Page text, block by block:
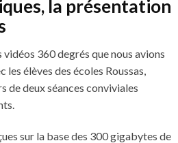
la présentation
360 degrés que nous avions
élèves des écoles Roussas,
de deux séances conviviales
sur la base des 300 gigabytes de